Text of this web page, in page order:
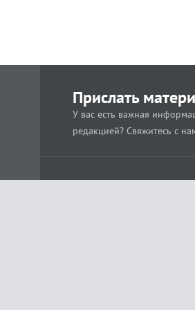
Прислать
У вас есть важная
редакцией? Свяжитесь с